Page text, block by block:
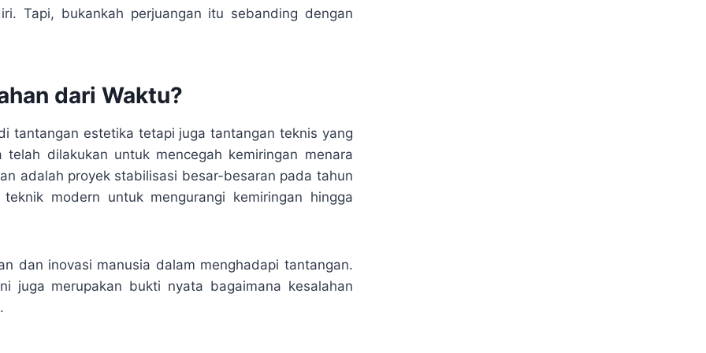
Tapi, bukankah perjuangan itu sebanding dengan
dari Waktu?
tantangan estetika tetapi juga tantangan teknis yang
dilakukan untuk mencegah kemiringan menara
adalah proyek stabilisasi besar-besaran pada tahun
modern untuk mengurangi kemiringan hingga
dan inovasi manusia dalam menghadapi tantangan.
juga merupakan bukti nyata bagaimana kesalahan